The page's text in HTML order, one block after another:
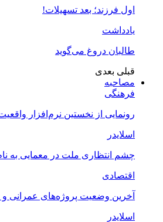
اول فرزند؛ بعد تسهیلات!
یادداشت
طالبان دروغ می‌گوید
قبلی بعدی
مصاحبه
فرهنگی
رونمایی از نخستین نرم‌افزار
اسلایدر
چشم انتظاری ملت در معمایی به نام پروژه ۷۱۵ واحدی مسکن
اقتصادی
آخرین وضعیت پروژه‌های عمرانی و
اسلایدر